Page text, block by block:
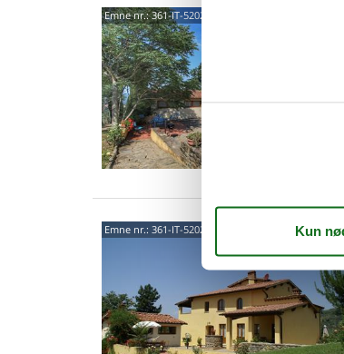
Emne nr.:361-IT-52020-69
Emne nr.: 361-IT-52020-67